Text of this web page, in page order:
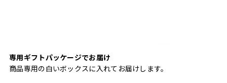
専用ギフトパッケージでお届け
商品専用の白いボックスに入れてお届けします。